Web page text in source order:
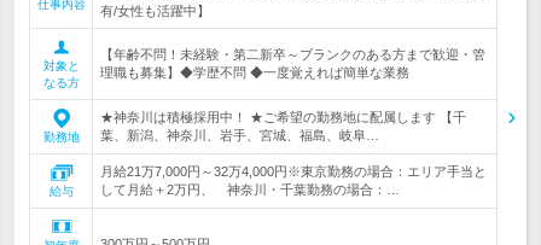
仕事内容
有/女性も活躍中】
対象と
なる方
【年齢不問！未経験・第二新卒～ブランクのある方まで歓迎・管
理職も募集】◆学歴不問 ◆一度覚えれば簡単な業務
勤務地
★神奈川は積極採用中！ ★ご希望の勤務地に配属します 【千
葉、新潟、神奈川、岩手、宮城、福島、岐阜…
給与
月給21万7,000円～32万4,000円※東京勤務の場合：エリア手当と
して月給＋2万円、 神奈川・千葉勤務の場合：…